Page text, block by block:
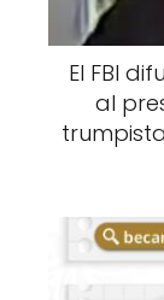
El FBI
al